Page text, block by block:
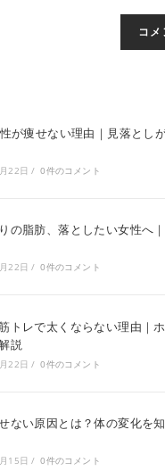
が痩せない理由｜見落とし
22日 / 0件のコメント
の脂肪、落としたい女性へ
22日 / 0件のコメント
トレで太くならない理由｜
説
22日 / 0件のコメント
ない原因とは？体の変化を
15日 / 0件のコメント